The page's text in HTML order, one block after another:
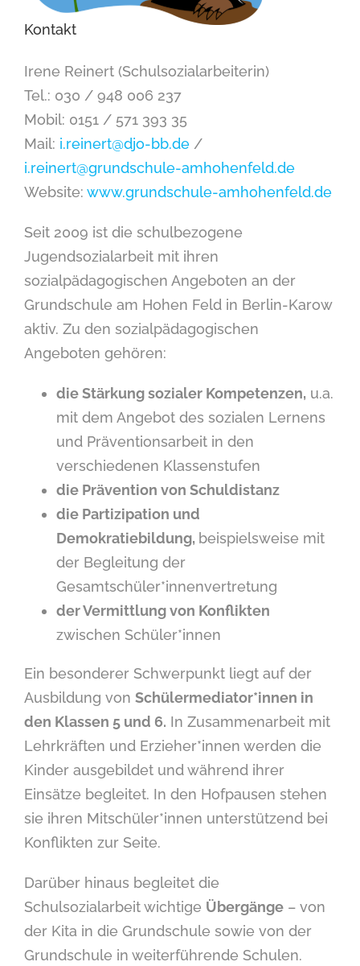
Kontakt
Irene Reinert (Schulsozialarbeiterin)
Tel.: 030 / 948 006 237
Mobil: 0151 / 571 393 35
Mail: i.reinert@djo-bb.de /
i.reinert@grundschule-amhohenfeld.de
Website: www.grundschule-amhohenfeld.de
Seit 2009 ist die schulbezogene
Jugendsozialarbeit mit ihren
sozialpädagogischen Angeboten an der
Grundschule am Hohen Feld in Berlin-Karow
aktiv. Zu den sozialpädagogischen
Angeboten gehören:
die Stärkung sozialer Kompetenzen, u.a.
mit dem Angebot des sozialen Lernens
und Präventionsarbeit in den
verschiedenen Klassenstufen
die Prävention von Schuldistanz
die Partizipation und
Demokratiebildung, beispielsweise mit
der Begleitung der
Gesamtschüler*innenvertretung
der Vermittlung von Konflikten
zwischen Schüler*innen
Ein besonderer Schwerpunkt liegt auf der
Ausbildung von Schülermediator*innen in
den Klassen 5 und 6. In Zusammenarbeit mit
Lehrkräften und Erzieher*innen werden die
Kinder ausgebildet und während ihrer
Einsätze begleitet. In den Hofpausen stehen
sie ihren Mitschüler*innen unterstützend bei
Konflikten zur Seite.
Darüber hinaus begleitet die
Schulsozialarbeit wichtige Übergänge – von
der Kita in die Grundschule sowie von der
Grundschule in weiterführende Schulen.